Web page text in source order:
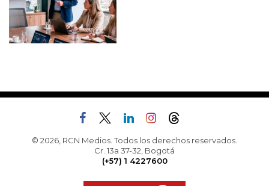
© 2026, RCN Medios. Todos los derechos reservados.
Cr. 13a 37-32, Bogotá
(+57) 1 4227600